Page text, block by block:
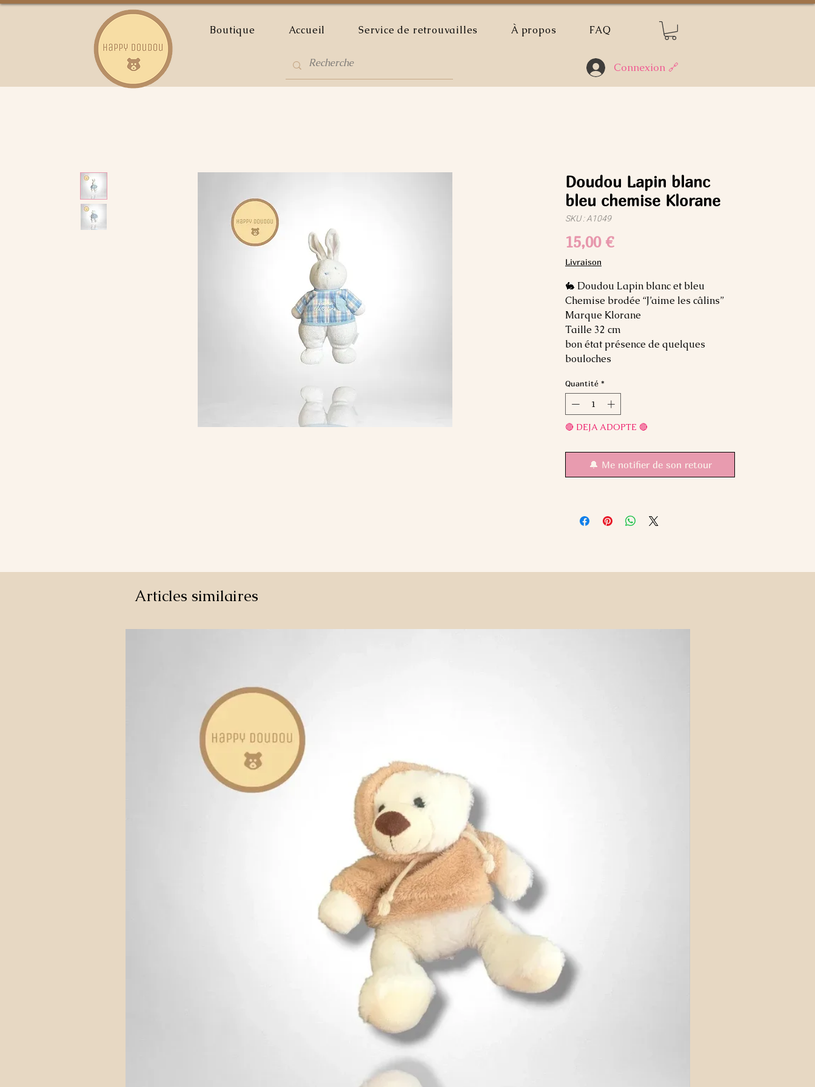
Boutique Accueil Service de retrouvailles À propos FAQ
Connexion 🔗
Doudou Lapin blanc
bleu chemise Klorane
SKU : A1049
15,00 €Prix
Livraison
🐇 Doudou Lapin blanc et bleu
Chemise brodée “J’aime les câlins”
Marque Klorane
Taille 32 cm
bon état présence de quelques
bouloches
Quantité *
🔴 DEJA ADOPTE 🔴
🔔 Me notifier de son retour
Articles similaires